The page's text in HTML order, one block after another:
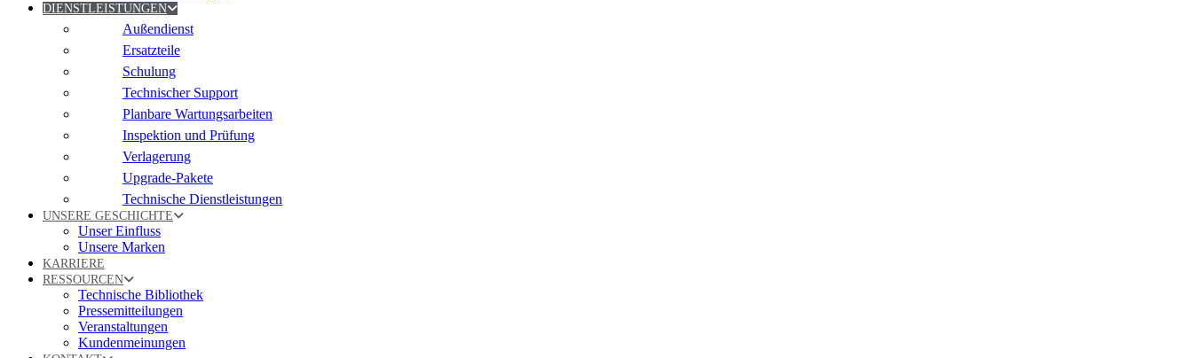
DIENSTLEISTUNGEN
Außendienst
Ersatzteile
Schulung
Technischer Support
Planbare Wartungsarbeiten
Inspektion und Prüfung
Verlagerung
Upgrade-Pakete
Technische Dienstleistungen
UNSERE GESCHICHTE
Unser Einfluss
Unsere Marken
KARRIERE
RESSOURCEN
Technische Bibliothek
Pressemitteilungen
Veranstaltungen
Kundenmeinungen